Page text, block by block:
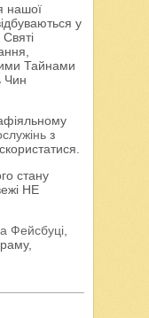
нашої
у
Тайнами
Чин
з
стану
НЕ
Фейсбуці,